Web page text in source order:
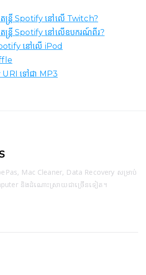
ងតន្ត្រី Spotify នៅលើ Twitch?
ងតន្ត្រី Spotify នៅលើឧបករណ៍ពីរ?
នៅលើ iPod
ទៅជា MP3
Mac Cleaner, Data Recovery សម្រាប់
និងដំណោះស្រាយជាច្រើនទៀត។